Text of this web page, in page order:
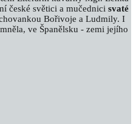
české světici a mučednici svaté
Bořivoje a Ludmily. I
ve Španělsku - zemi jejího